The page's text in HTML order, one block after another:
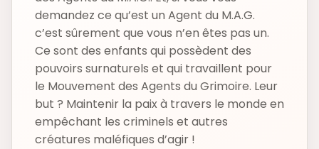
demandez ce qu’est un Agent du M.A.G.
c’est sûrement que vous n’en êtes pas un.
Ce sont des enfants qui possèdent des
pouvoirs surnaturels et qui travaillent pour
le Mouvement des Agents du Grimoire. Leur
but ? Maintenir la paix à travers le monde en
empêchant les criminels et autres
créatures maléfiques d’agir !